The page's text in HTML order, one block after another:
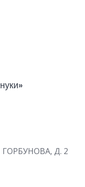
ГОРБУНОВА, Д. 2